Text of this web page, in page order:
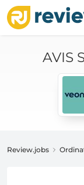
AVIS
Review.jobs